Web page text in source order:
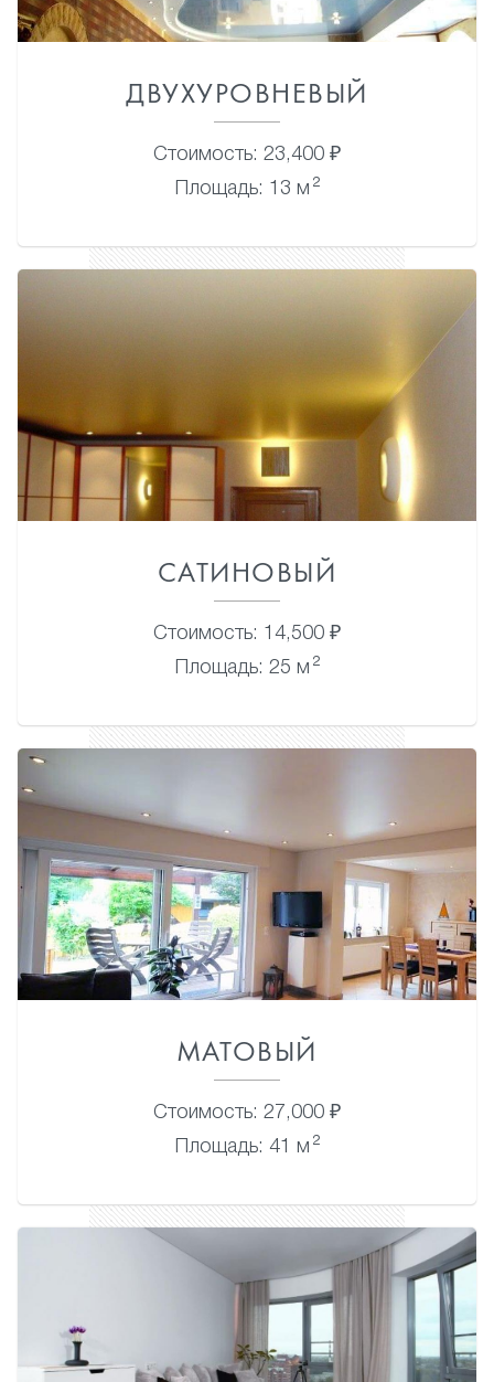
ДВУХУРОВНЕВЫЙ
Стоимость: 23,400 ₽
Площадь: 13 м 2
САТИНОВЫЙ
Стоимость: 14,500 ₽
Площадь: 25 м 2
МАТОВЫЙ
Стоимость: 27,000 ₽
Площадь: 41 м 2